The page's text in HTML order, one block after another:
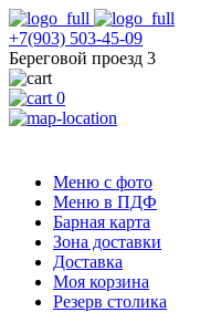
+7(903) 503-45-09
Береговой проезд 3
0
Меню с фото
Меню в ПДФ
Барная карта
Зона доставки
Доставка
Моя корзина
Резерв столика